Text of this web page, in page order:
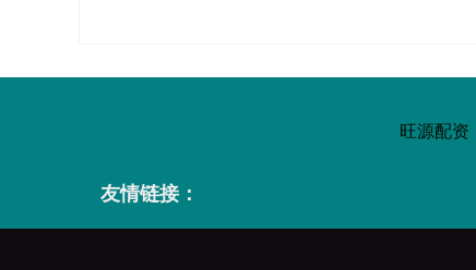
旺源配资
友情链接：